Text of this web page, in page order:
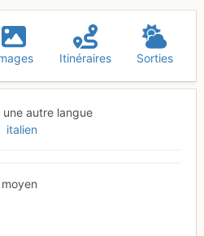
Itinéraires Sorties
une autre langue
italien
moyen